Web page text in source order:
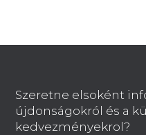
Szeretne elsoként
újdonságokról és a
kedvezményekrol?